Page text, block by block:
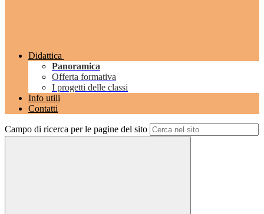
Didattica
Panoramica
Offerta formativa
I progetti delle classi
Info utili
Contatti
Campo di ricerca per le pagine del sito